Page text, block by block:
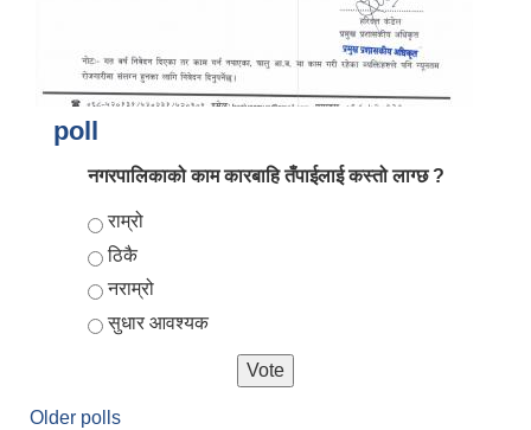
poll
नगरपालिकाको काम कारबाहि तँपाईलाई कस्तो लाग्छ ?
Choices
राम्रो
ठिकै
नराम्रो
सुधार आवश्यक
Older polls